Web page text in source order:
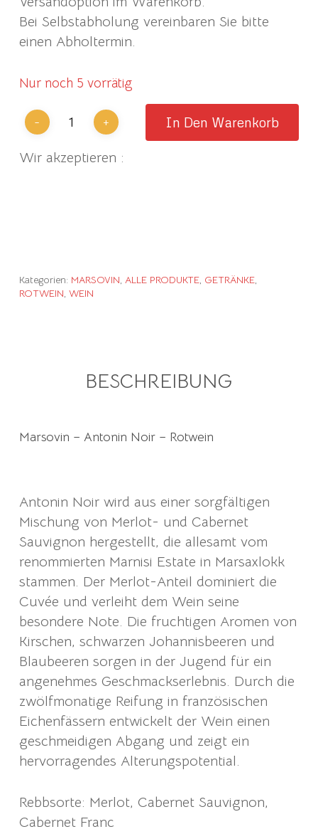
Bei Selbstabholung vereinbaren Sie bitte
einen Abholtermin.
Nur noch 5 vorrätig
In Den Warenkorb
Wir akzeptieren :
Kategorien: MARSOVIN ALLE PRODUKTE, GETRÄNKE,
ROTWEIN WEIN
BESCHREIBUNG
Marsovin – Antonin Noir – Rotwein
Antonin Noir wird aus einer sorgfältigen
Mischung von Merlot- und Cabernet
Sauvignon hergestellt, die allesamt vom
renommierten Marnisi Estate in Marsaxlokk
stammen. Der Merlot-Anteil dominiert die
Cuvée und verleiht dem Wein seine
besondere Note. Die fruchtigen Aromen von
Kirschen, schwarzen Johannisbeeren und
Blaubeeren sorgen in der Jugend für ein
angenehmes Geschmackserlebnis. Durch die
zwölfmonatige Reifung in französischen
Eichenfässern entwickelt der Wein einen
geschmeidigen Abgang und zeigt ein
hervorragendes Alterungspotential.
Rebbsorte: Merlot, Cabernet Sauvignon,
Cabernet Franc